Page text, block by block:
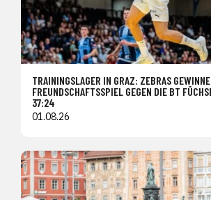
TRAININGSLAGER IN GRAZ: ZEBRAS
FREUNDSCHAFTSSPIEL GEGEN DIE BT
37:24
01.08.26